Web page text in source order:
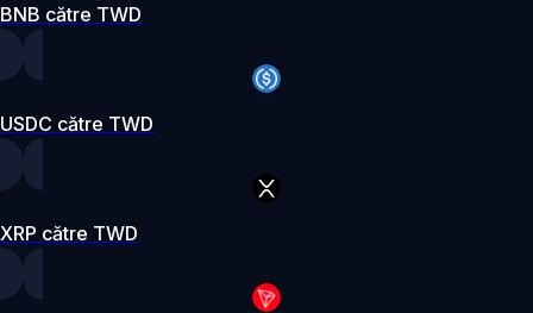
BNB către TWD
USDC către TWD
XRP către TWD